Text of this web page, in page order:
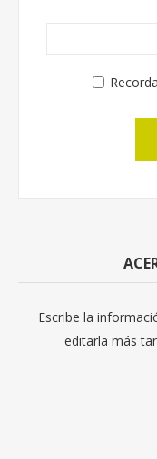
Escribe la
editarla más